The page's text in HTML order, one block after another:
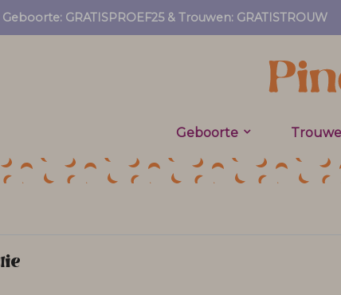
GRATISPROEF25 & Trouwen: GRATISTROUW
Geboorte